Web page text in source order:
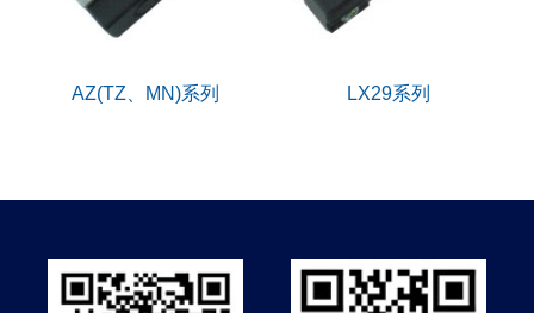
AZ(TZ、MN)系列 LX29系列